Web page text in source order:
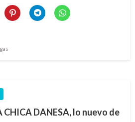
DANESA, lo nuevo de